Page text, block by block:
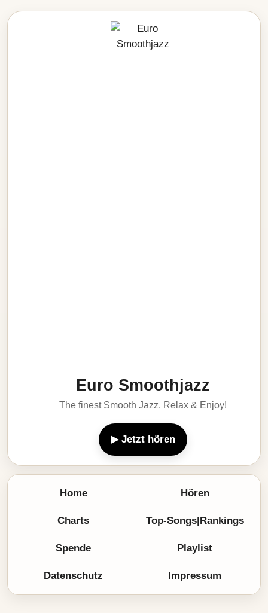
Euro Smoothjazz
The finest Smooth Jazz. Relax & Enjoy!
▶ Jetzt hören
Home Hören
Charts Top-Songs|Rankings
Spende Playlist
Datenschutz Impressum